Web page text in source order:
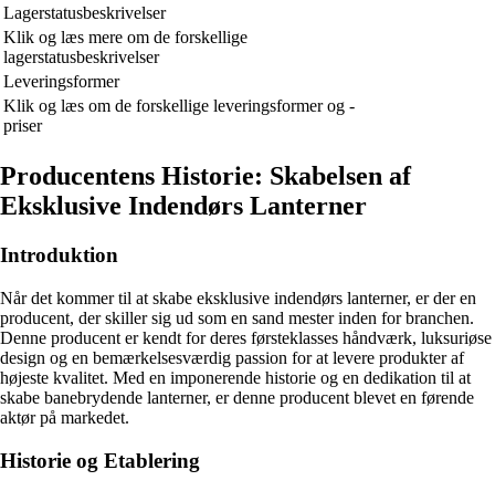
Lagerstatusbeskrivelser
Klik og læs mere om de forskellige
lagerstatusbeskrivelser
Leveringsformer
Klik og læs om de forskellige leveringsformer og -
priser
Producentens Historie: Skabelsen af
Eksklusive Indendørs Lanterner
Introduktion
Når det kommer til at skabe eksklusive indendørs lanterner, er der en
producent, der skiller sig ud som en sand mester inden for branchen.
Denne producent er kendt for deres førsteklasses håndværk, luksuriøse
design og en bemærkelsesværdig passion for at levere produkter af
højeste kvalitet. Med en imponerende historie og en dedikation til at
skabe banebrydende lanterner, er denne producent blevet en førende
aktør på markedet.
Historie og Etablering